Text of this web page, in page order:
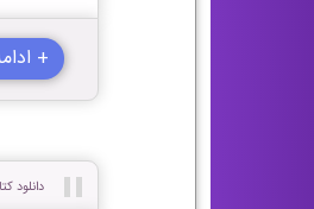
+
دانلود